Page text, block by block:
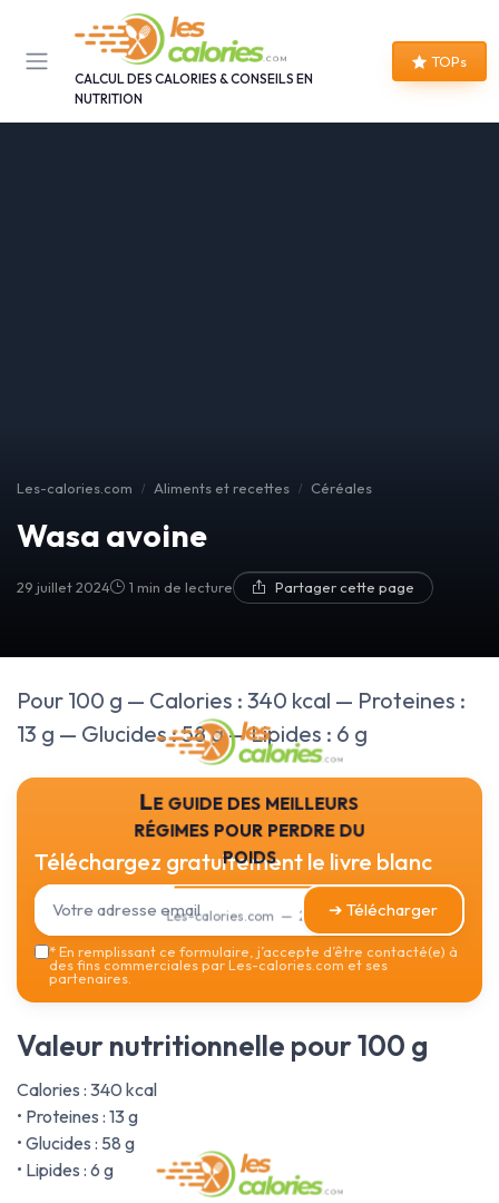
CALCUL DES CALORIES & CONSEILS EN
NUTRITION
TOPs
Les-calories.com Aliments et recettes Céréales
Wasa avoine
29 juillet 2024 1 min de lecture Partager cette page
Pour 100 g — Calories : 340 kcal — Proteines :
13 g — Glucides : 58 g — Lipides : 6 g
Le guide des meilleurs
régimes pour perdre du
poids
Les-calories.com — 2026
Téléchargez gratuitement le livre blanc
➔ Télécharger
*En remplissant ce formulaire, j’accepte d’être contacté(e) à
des fins commerciales par Les-calories.com et ses
partenaires.
Valeur nutritionnelle pour 100 g
Calories : 340 kcal
• Proteines : 13 g
• Glucides : 58 g
• Lipides : 6 g
Panneau de gestion des cookies